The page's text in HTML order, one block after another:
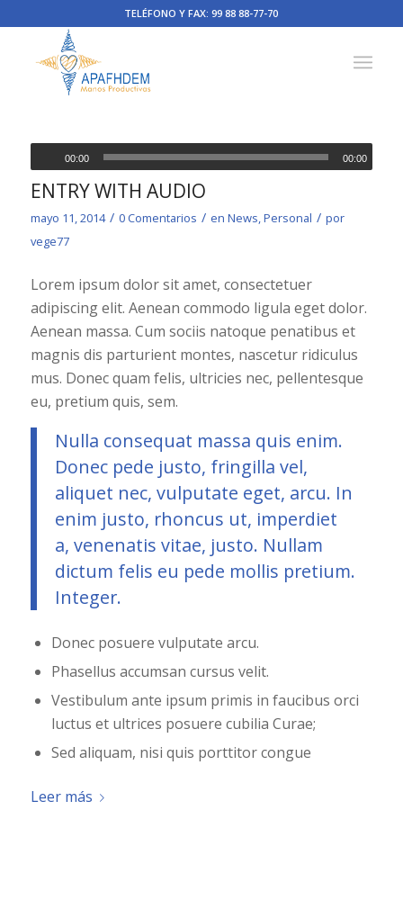
TELÉFONO Y FAX: 99 88 88-77-70
00:00 00:00
ENTRY WITH AUDIO
mayo 11, 2014 / 0 Comentarios / en News,Personal / por
vege77
Lorem ipsum dolor sit amet, consectetuer
adipiscing elit. Aenean commodo ligula eget dolor.
Aenean massa. Cum sociis natoque penatibus et
magnis dis parturient montes, nascetur ridiculus
mus. Donec quam felis, ultricies nec, pellentesque
eu, pretium quis, sem.
Nulla consequat massa quis enim.
Donec pede justo, fringilla vel,
aliquet nec, vulputate eget, arcu. In
enim justo, rhoncus ut, imperdiet
a, venenatis vitae, justo. Nullam
dictum felis eu pede mollis pretium.
Integer.
Donec posuere vulputate arcu.
Phasellus accumsan cursus velit.
Vestibulum ante ipsum primis in faucibus orci
luctus et ultrices posuere cubilia Curae;
Sed aliquam, nisi quis porttitor congue
Leer más